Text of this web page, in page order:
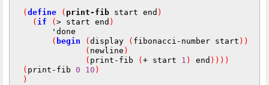
(define ( print-fib start end )
( if (> start end )
        'done
( begin (display ( fibonacci-number start ))
( newline )
( print-fib (+ start 1 ) end ))))
( print-fib 0 10 )
)